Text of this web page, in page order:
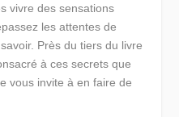
vivre des sensations
les attentes de
Près du tiers du livre
à ces secrets que
vous invite à en faire de